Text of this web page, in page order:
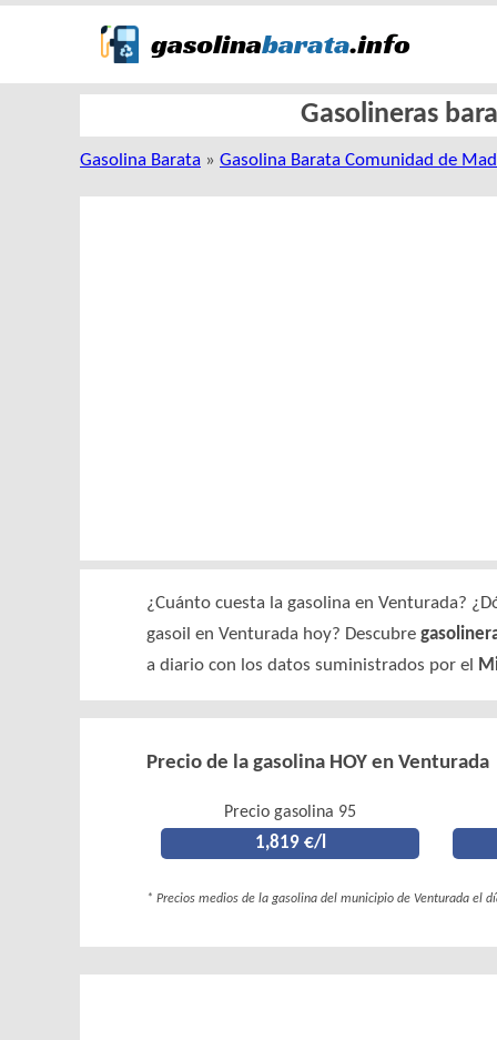
Gasolineras
Gasolina Barata » Gasolina Barata Comunidad de
¿Cuánto cuesta la gasolina en Venturada?
gasoil en Venturada hoy? Descubre
a diario con los datos suministrados por el
Precio de la gasolina HOY en Venturada
Precio gasolina 95
1,819 €/l
* Precios medios de la gasolina del municipio de Venturada el